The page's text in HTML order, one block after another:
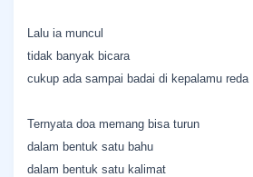
Lalu ia muncul
tidak banyak bicara
cukup ada sampai badai di kepalamu reda
Ternyata doa memang bisa turun
dalam bentuk satu bahu
dalam bentuk satu kalimat